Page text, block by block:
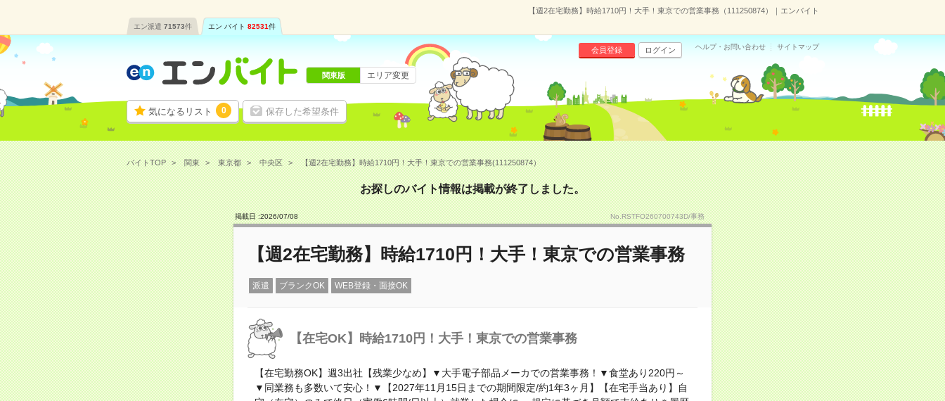
【週2在宅勤務】時給1710円！大手！東京での営業事務（111250874）｜エンバイト
エン派遣 71573件 エン バイト 82531件
気になるリスト 0 保存した希望条件
会員登録 ログイン ヘルプ・お問い合わせ サイトマップ
関東版 エリア変更
バイトTOP 関東 東京都 中央区 【週2在宅勤務】時給1710円！大手！東京での営業事務(111250874）
お探しのバイト情報は掲載が終了しました。
掲載日 :2026/07/08 No.RSTFO260700743D/事務
【週2在宅勤務】時給1710円！大手！東京での営業事務
派遣 ブランクOK WEB登録・面接OK
【在宅OK】時給1710円！大手！東京での営業事務
【在宅勤務OK】週3出社【残業少なめ】▼大手電子部品メーカでの営業事務！▼食堂あり220円～
▼同業務も多数いて安心！▼【2027年11月15日までの期間限定/約1年3ヶ月】【在宅手当あり】自